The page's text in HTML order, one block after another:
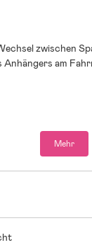
zwischen
am
und auf Reisen
Mehr